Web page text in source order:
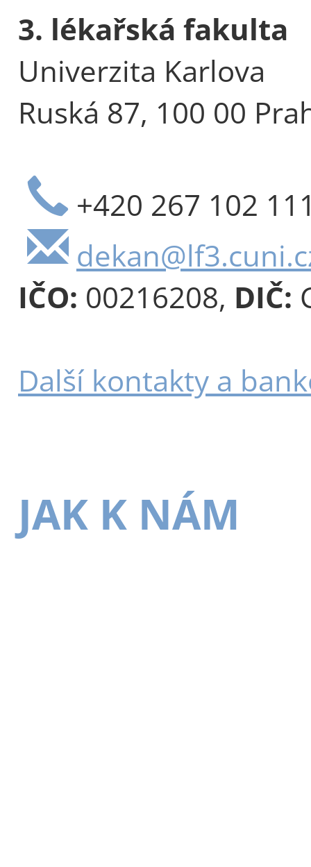
3. lékařská fakulta
Univerzita Karlova
Ruská 87, 100 00
+420 267 102
IČO: 00216208, DIČ:
Další kontakty a
JAK K NÁM